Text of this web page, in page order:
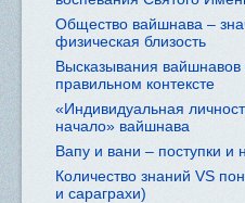
Общество вайшнава –
физическая близость
Высказывания вайшнавов
правильном контексте
«Индивидуальная
начало» вайшнава
Вапу и вани – поступки и
Количество знаний VS
и сараграхи)